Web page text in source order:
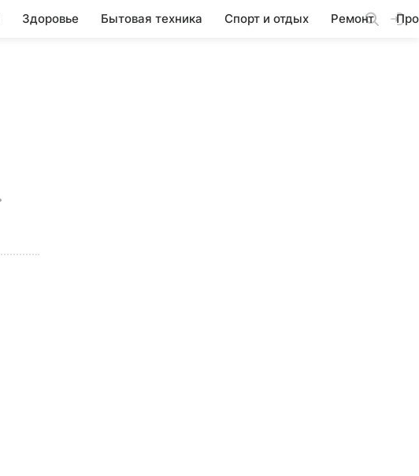
Здоровье Бытовая техника Спорт и отдых Ремонт